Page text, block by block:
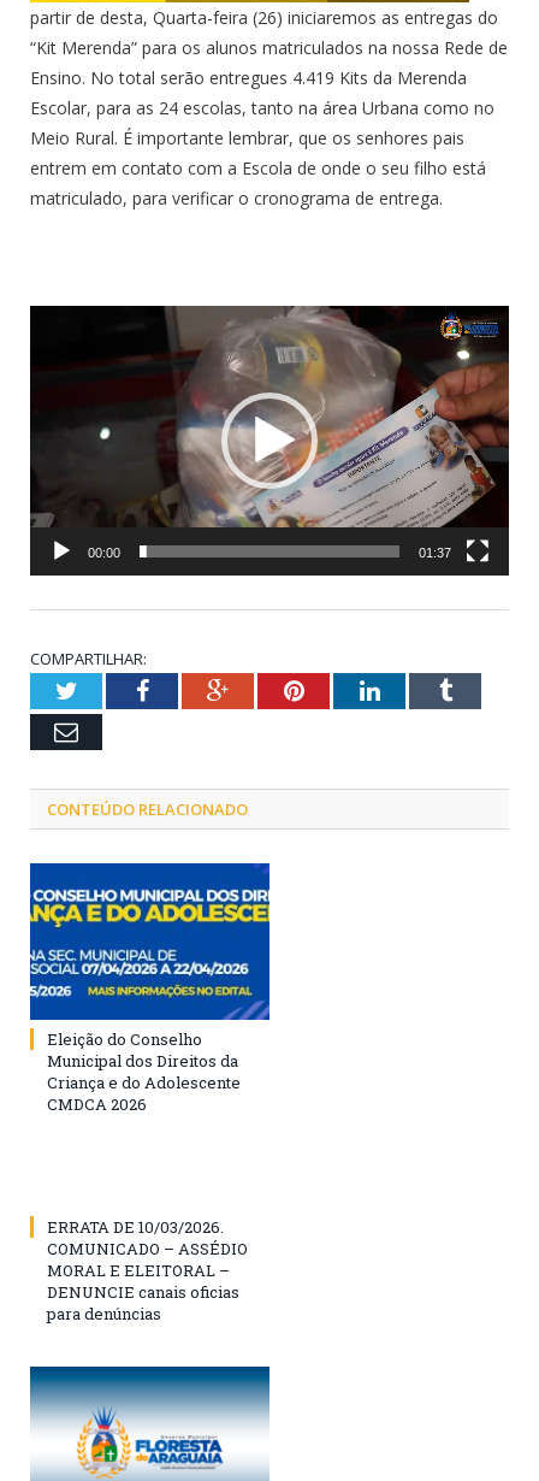
partir de desta, Quarta-feira (26) iniciaremos as entregas do
“Kit Merenda” para os alunos matriculados na nossa Rede de
Ensino. No total serão entregues 4.419 Kits da Merenda
Escolar, para as 24 escolas, tanto na área Urbana como no
Meio Rural. É importante lembrar, que os senhores pais
entrem em contato com a Escola de onde o seu filho está
matriculado, para verificar o cronograma de entrega.
00:00 01:37
COMPARTILHAR:
TwitterFacebookGoogle+PinterestLinkedInTumblr
Email
CONTEÚDO RELACIONADO
Eleição do Conselho
Municipal dos Direitos da
Criança e do Adolescente
CMDCA 2026
ERRATA DE 10/03/2026.
COMUNICADO – ASSÉDIO
MORAL E ELEITORAL –
DENUNCIE canais oficias
para denúncias